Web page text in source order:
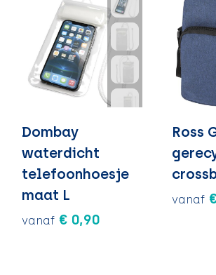
Dombay
waterdicht
telefoonhoesje
maat L
vanaf € 0,90
Ross
vanaf